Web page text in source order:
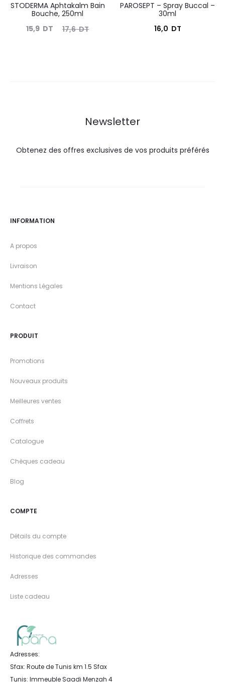
STODERMA Aphtakalm Bain
Bouche, 250ml
17,6DT
Le
15,9 DT
Le
PAROSEPT – Spray Buccal –
30ml
16,0 DT
Newsletter
Obtenez des offres exclusives de vos produits préférés
INFORMATION
A propos
Livraison
Mentions Légales
Contact
PRODUIT
Promotions
Nouveaux produits
Meilleures ventes
Coffrets
Catalogue
Chèques cadeau
Blog
COMPTE
Détails du compte
Historique des commandes
Adresses
Liste cadeau
Adresses:
Sfax: Route de Tunis km 1.5 Sfax
Tunis: Immeuble Saadi Menzah 4